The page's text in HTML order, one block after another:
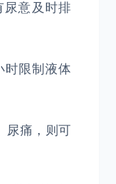
尿意及时排
时限制液体
尿痛，则可